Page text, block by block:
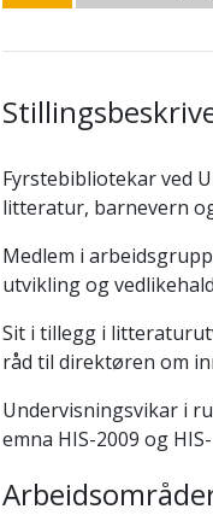
Fyrstebibliotekar ved
litteratur, barnevern
Medlem i
utvikling og
Sit i tillegg i
råd til direktøren om
Undervisningsvikar i
emna HIS-2009 og